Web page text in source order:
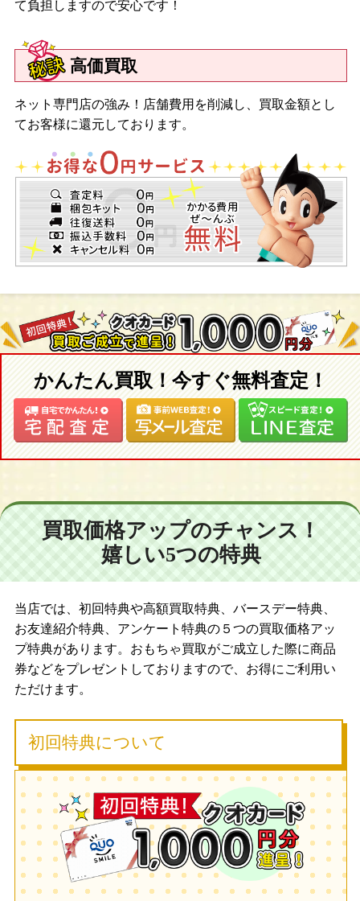
て負担しますので安心です！
高価買取
ネット専門店の強み！店舗費用を削減し、買取金額とし
てお客様に還元しております。
かんたん買取！今すぐ無料査定！
買取価格アップのチャンス！
嬉しい5つの特典
当店では、初回特典や高額買取特典、バースデー特典、
お友達紹介特典、アンケート特典の５つの買取価格アッ
プ特典があります。おもちゃ買取がご成立した際に商品
券などをプレゼントしておりますので、お得にご利用い
ただけます。
初回特典について